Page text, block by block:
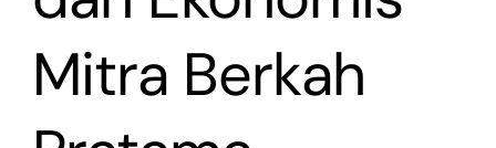
Mitra Berkah